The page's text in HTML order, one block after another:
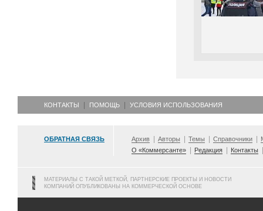
КОНТАКТЫ ПОМОЩЬ УСЛОВИЯ ИСПОЛЬЗОВАНИЯ
ОБРАТНАЯ СВЯЗЬ Архив Авторы Темы Справочники
О «Коммерсанте»
Редакция Контакты
МАТЕРИАЛЫ С ТАКОЙ МЕТКОЙ, ПАРТНЕРСКИЕ ПРОЕКТЫ И НОВОСТИ
КОМПАНИЙ ОПУБЛИКОВАНЫ НА КОММЕРЧЕСКОЙ ОСНОВЕ